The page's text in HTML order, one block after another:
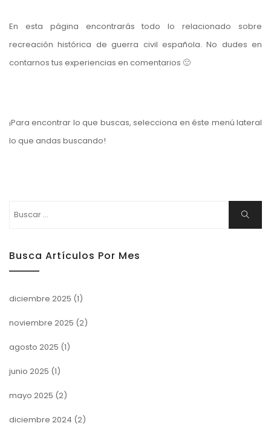
En esta página encontrarás todo lo relacionado sobre
recreación histórica de guerra civil española. No dudes en
contarnos tus experiencias en comentarios 🙂
¡Para encontrar lo que buscas, selecciona en éste menú lateral
lo que andas buscando!
Buscar: Buscar
Busca Artículos Por Mes
diciembre 2025 (1)
noviembre 2025 (2)
agosto 2025 (1)
junio 2025 (1)
mayo 2025 (2)
diciembre 2024 (2)